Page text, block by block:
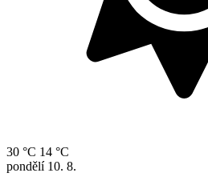
30 °C 14 °C
pondělí 10. 8.